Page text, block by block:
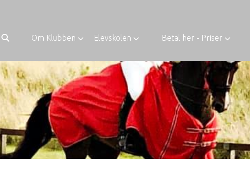
Om Klubben Elevskolen Betal her - Priser